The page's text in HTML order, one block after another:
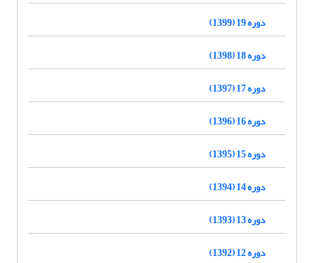
دوره 19 (1399)
دوره 18 (1398)
دوره 17 (1397)
دوره 16 (1396)
دوره 15 (1395)
دوره 14 (1394)
دوره 13 (1393)
دوره 12 (1392)